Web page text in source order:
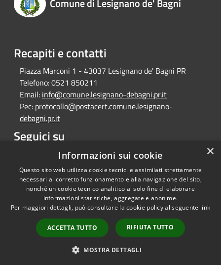
Comune di Lesignano de' Bagni
Recapiti e contatti
Piazza Marconi 1 - 43037 Lesignano de' Bagni PR
Telefono:0521 850211
Email: info@comune.lesignano-debagni.pr.it
Pec: protocollo@postacert.comune.lesignano-
debagni.pr.it
Seguici su
Facebook
Accessibilità
Copyright © 2026 • Comune di
Lesignano de' Bagni • Powered
byMunicipium
Accesso
redazione
×
Informazioni sui cookie
Questo sito web utilizza cookie tecnici e assimilati strettamente
necessari al corretto funzionamento e alla navigazione del sito,
nonché un cookie tecnico analitico al solo fine di elaborare
informazioni statistiche, aggregate e anonime.
Per maggiori dettagli, può consultare la cookie policy al seguente link
ACCETTA TUTTO RIFIUTA TUTTO
MOSTRA DETTAGLI